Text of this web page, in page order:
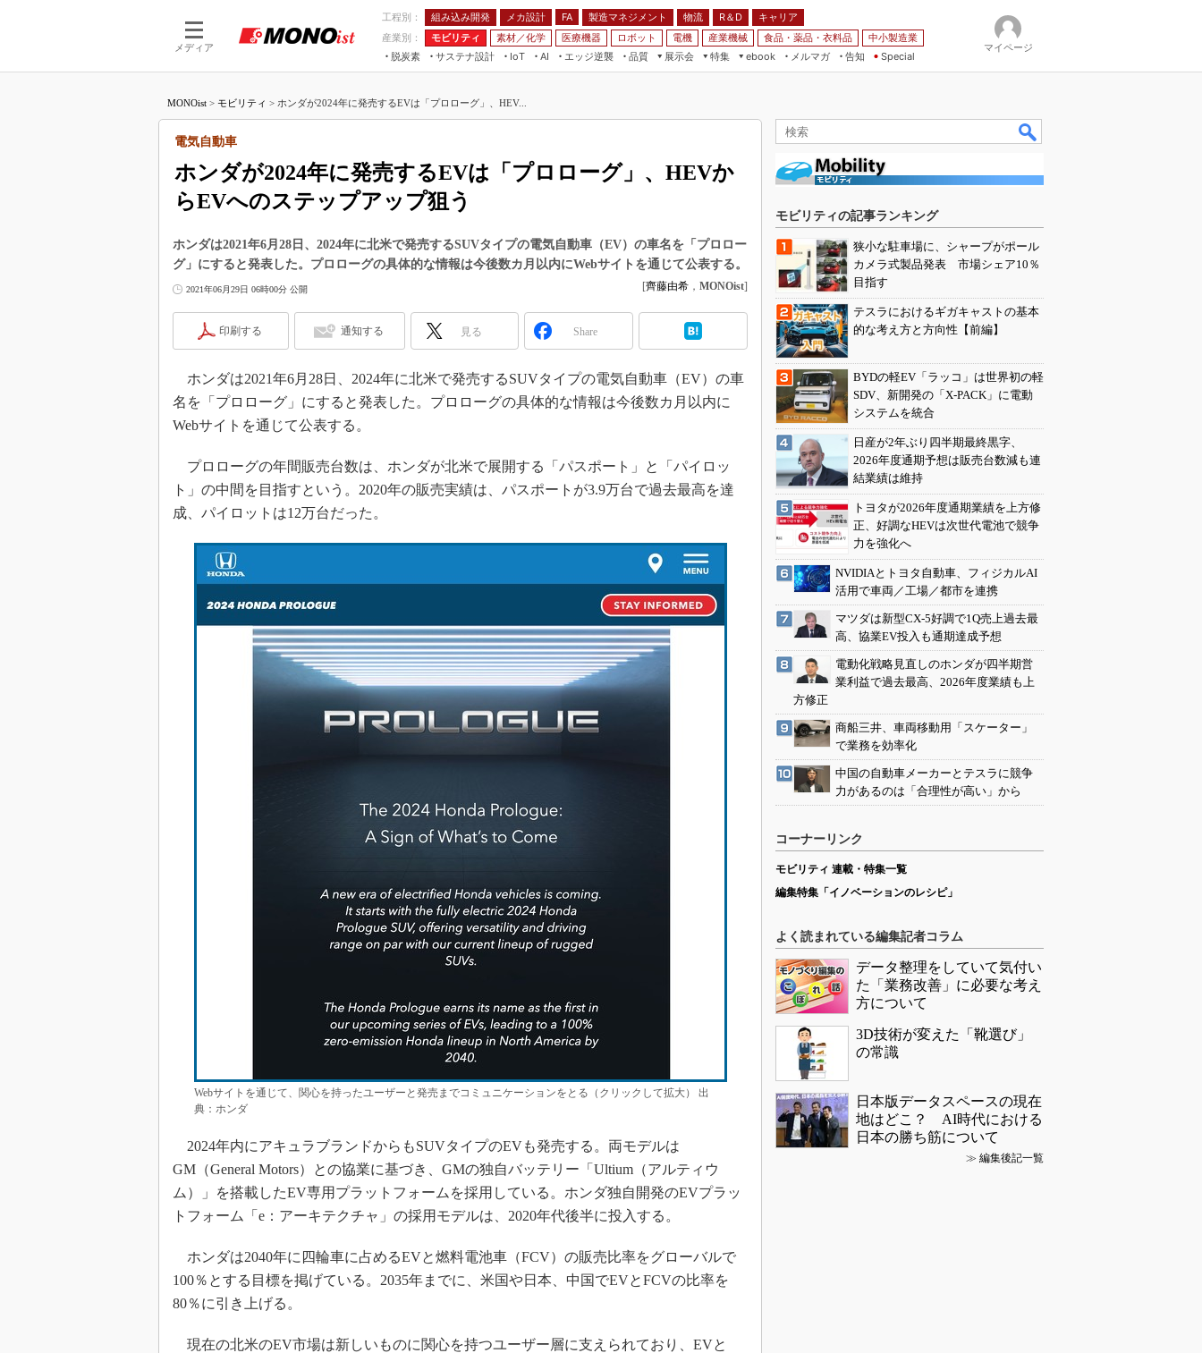
メディア
工程別： 組み込み開発 メカ設計 FA 製造マネジメント 物流 R＆D
キャリア
産業別：
モビリティ 素材／化学 医療機器 ロボット 電機 産業機械 食品・薬品・衣料品
中小製造業
脱炭素
サステナ設計
IoT
つながる工場
AI
AI×設備保全
エッジ逆襲 品質
展示会
JIMTOF
IIFES
TECHNO-FRONTIER
EdgeTech+
特集
VR／AR
組み込み画像技術
組み込みモデリング
車載ソフト開発
ISO26262
無償設計ツール
3Dプリンタ
S＆OP
インダストリー4.0
製造業ビッグデータ
知財マネジメント
海外生産
グローバル設計・開発
制御セキュリティ
ebook
メルマガ
告知 Special
マイページ
MONOist > モビリティ > ホンダが2024年に発売するEVは「プロローグ」、HEV...
ホンダが2024年に発売するEVは「プロローグ」、HEVか
らEVへのステップアップ狙う
電気自動車
ホンダは2021年6月28日、2024年に北米で発売するSUVタイプの電気自動車（EV）の車名を「プロロー
グ」にすると発表した。プロローグの具体的な情報は今後数カ月以内にWebサイトを通じて公表する。
2021年06月29日 06時00分 公開 [齊藤由希 ， MONOist]
印刷する 通知する 見る Share
ホンダは2021年6月28日、2024年に北米で発売するSUVタイプの電気自動車（EV）の車
名を「プロローグ」にすると発表した。プロローグの具体的な情報は今後数カ月以内に
Webサイトを通じて公表する。
プロローグの年間販売台数は、ホンダが北米で展開する「パスポート」と「パイロッ
ト」の中間を目指すという。2020年の販売実績は、パスポートが3.9万台で過去最高を達
成、パイロットは12万台だった。
Webサイトを通じて、関心を持ったユーザーと発売までコミュニケーションをとる（クリックして拡大） 出
典：ホンダ
2024年内にアキュラブランドからもSUVタイプのEVも発売する。両モデルは
GM（General Motors）との協業に基づき、GMの独自バッテリー「Ultium（アルティウ
ム）」を搭載したEV専用プラットフォームを採用している。ホンダ独自開発のEVプラッ
トフォーム「e：アーキテクチャ」の採用モデルは、2020年代後半に投入する。
ホンダは2040年に四輪車に占めるEVと燃料電池車（FCV）の販売比率をグローバルで
100％とする目標を掲げている。2035年までに、米国や日本、中国でEVとFCVの比率を
80％に引き上げる。
現在の北米のEV市場は新しいものに関心を持つユーザー層に支えられており、EVと
モビリティの記事ランキング
狭小な駐車場に、シャープがポール
カメラ式製品発表 市場シェア10％
目指す
テスラにおけるギガキャストの基本
的な考え方と方向性【前編】
BYDの軽EV「ラッコ」は世界初の軽
SDV、新開発の「X-PACK」に電動
システムを統合
日産が2年ぶり四半期最終黒字、
2026年度通期予想は販売台数減も連
結業績は維持
トヨタが2026年度通期業績を上方修
正、好調なHEVは次世代電池で競争
力を強化へ
NVIDIAとトヨタ自動車、フィジカルAI
活用で車両／工場／都市を連携
マツダは新型CX-5好調で1Q売上過去最
高、協業EV投入も通期達成予想
電動化戦略見直しのホンダが四半期営
業利益で過去最高、2026年度業績も上
方修正
商船三井、車両移動用「スケーター」
で業務を効率化
中国の自動車メーカーとテスラに競争
力があるのは「合理性が高い」から
コーナーリンク
モビリティ 連載・特集一覧
編集特集「イノベーションのレシピ」
よく読まれている編集記者コラム
データ整理をしていて気付い
た「業務改善」に必要な考え
方について
3D技術が変えた「靴選び」
の常識
日本版データスペースの現在
地はどこ？ AI時代における
日本の勝ち筋について
≫ 編集後記一覧